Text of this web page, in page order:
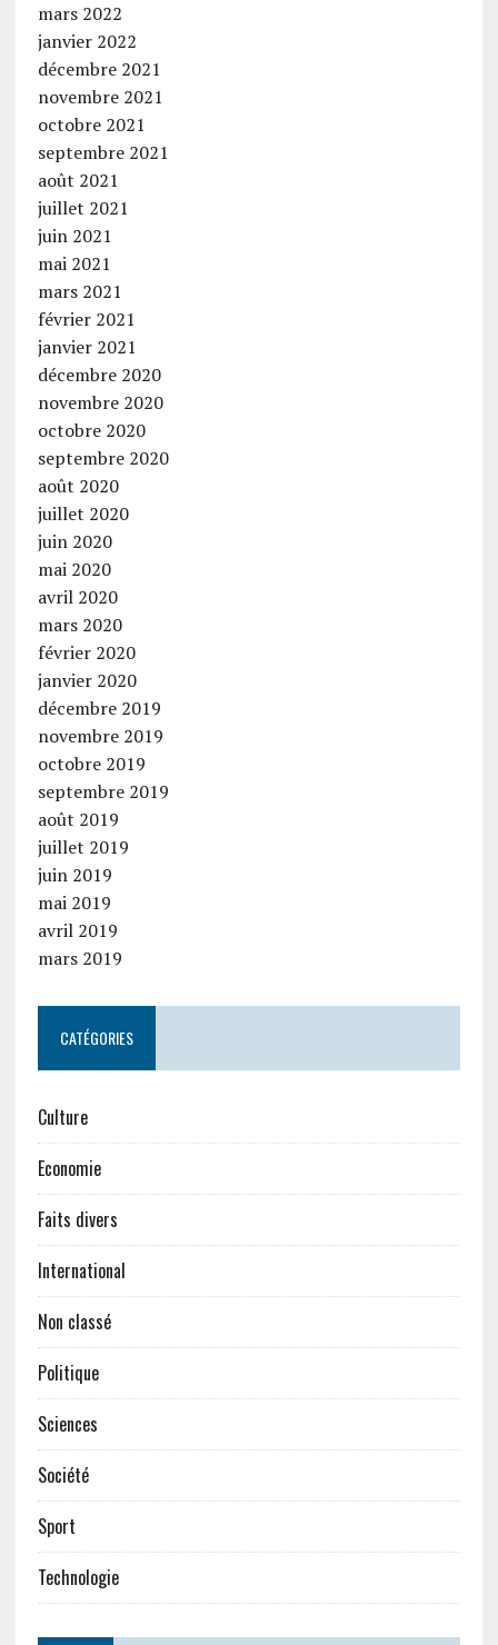
mars 2022
janvier 2022
décembre 2021
novembre 2021
octobre 2021
septembre 2021
août 2021
juillet 2021
juin 2021
mai 2021
mars 2021
février 2021
janvier 2021
décembre 2020
novembre 2020
octobre 2020
septembre 2020
août 2020
juillet 2020
juin 2020
mai 2020
avril 2020
mars 2020
février 2020
janvier 2020
décembre 2019
novembre 2019
octobre 2019
septembre 2019
août 2019
juillet 2019
juin 2019
mai 2019
avril 2019
mars 2019
CATÉGORIES
Culture
Economie
Faits divers
International
Non classé
Politique
Sciences
Société
Sport
Technologie